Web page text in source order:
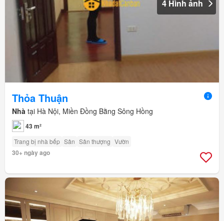
4 Hình ảnh
Thỏa Thuận
Nhà tại Hà Nội, Miền Đồng Bằng Sông Hồng
43 m²
Trang bị nhà bếp Sân Sân thượng Vườn
30+ ngày ago